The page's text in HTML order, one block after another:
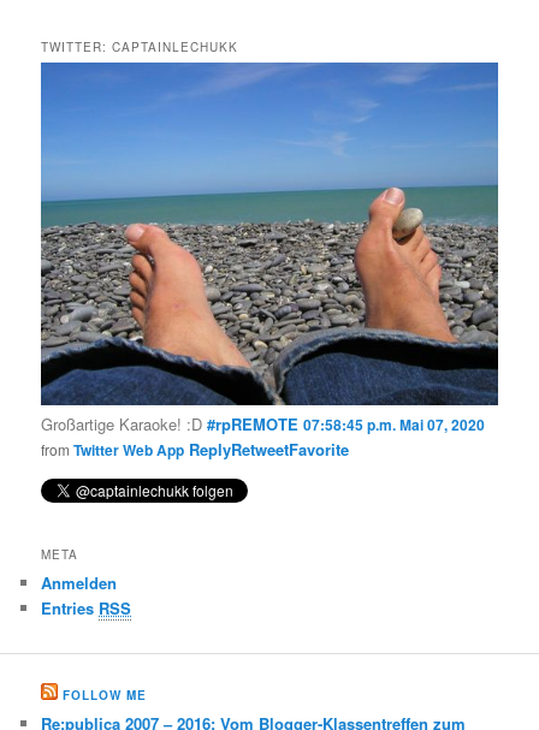
TWITTER: CAPTAINLECHUKK
Großartige Karaoke! :D#rpREMOTE 07:58:45 p.m. Mai 07, 2020
fromTwitter Web App ReplyRetweetFavorite
META
Anmelden
Entries RSS
FOLLOW ME
Re:publica 2007 – 2016: Vom Blogger-Klassentreffen zum